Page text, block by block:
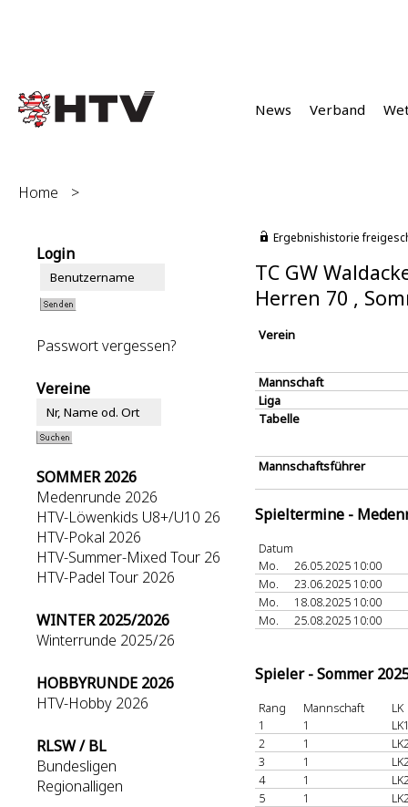
News Verband
Home >
Login
Passwort vergessen?
Vereine
SOMMER 2026
Medenrunde 2026
HTV-Löwenkids U8+/U10 26
HTV-Pokal 2026
HTV-Summer-Mixed Tour 26
HTV-Padel Tour 2026
WINTER 2025/2026
Winterrunde 2025/26
HOBBYRUNDE 2026
HTV-Hobby 2026
RLSW / BL
Bundesligen
Regionalligen
Ergebnishistorie
TC GW
Herren 70 ,
Verein
Mannschaft
Liga
Tabelle
Mannschaftsführer
Spieltermine -
Datum
Mo.
26.05.2025 10:00
Mo.
23.06.2025 10:00
Mo.
18.08.2025 10:00
Mo.
25.08.2025 10:00
Spieler - Sommer
Rang Mannschaft
LK
1
1
2
1
3
1
4
1
5
1